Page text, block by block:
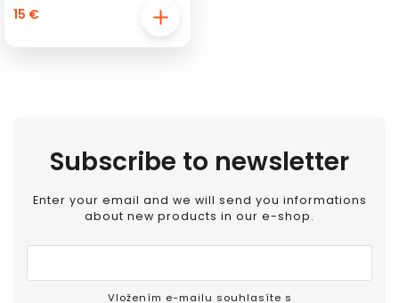
15 €
Subscribe to newsletter
Enter your email and we will send you informations
about new products in our e-shop.